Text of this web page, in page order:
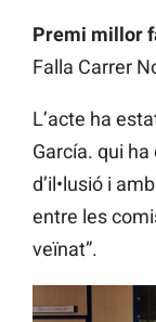
Premi millor
Falla Carrer
L’acte ha
García. qui
d’il•lusió i
entre les
veïnat”.